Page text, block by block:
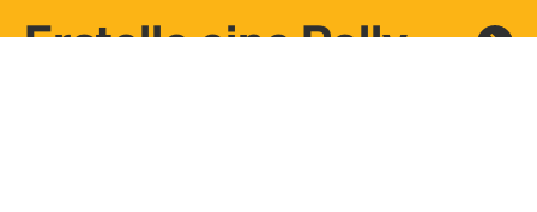
Erstelle eine Rally